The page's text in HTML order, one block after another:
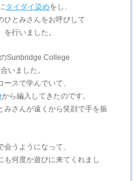
タイダイ染めをし、
ひとみさんをお呼びして
を行いました。
Sunbridge College
いました。
スで学んでいて、
から編入してきたのです。
みさんが遠くから笑顔で手を振
うようになって、
も何度か遊びに来てくれまし